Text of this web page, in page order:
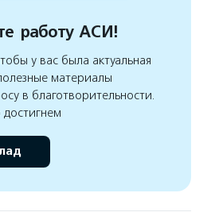
работу АСИ!
у вас была актуальная
материалы
в благотворительности.